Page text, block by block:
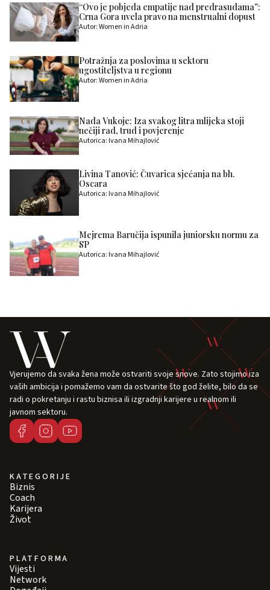
“Ovo je pobjeda empatije nad predrasudama”:
Crna Gora uvela pravo na menstrualni dopust
Autor: Women in Adria
Potražnja za poslovima u sektoru
ugostiteljstva u regionu
Autor: Women in Adria
Nada Vukoje: Iza svakog litra mlijeka stoji
nečiji rad, trud i povjerenje
Autorica: Ivana Mihajlović
Livina Tanović: Čuvarica sjećanja na bh.
Oscara
Autorica: Ivana Mihajlović
Mejrema Baručija ispunila juniorsku normu za
SP
Autorica: Ivana Mihajlović
Vjerujemo da svaka žena može ostvariti svoje snove. Zato stojimo iza
vaših ambicija i pomažemo vam da ostvarite što god želite, bilo da se
radi o pokretanju i rastu biznisa ili izgradnji karijere u realnom ili
javnom sektoru.
KATEGORIJE
Biznis
Coach
Karijera
Život
PLATFORMA
Vijesti
Network